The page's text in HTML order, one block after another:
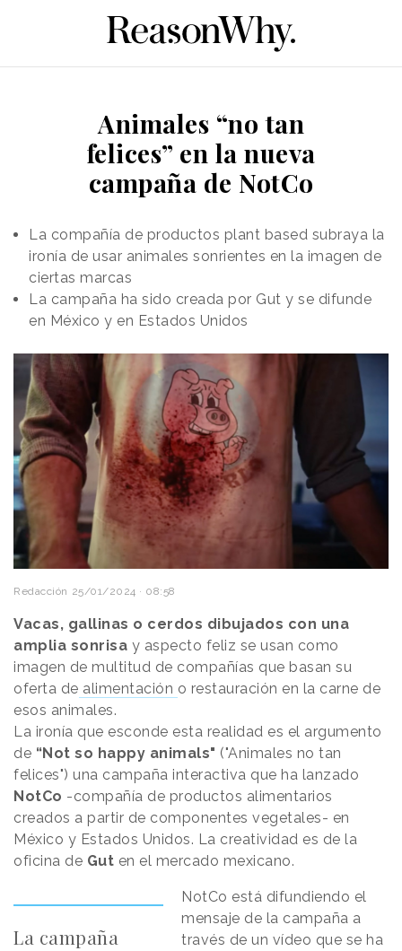
Animales “no tan
felices” en la nueva
campaña de NotCo
La compañía de productos plant based subraya la
ironía de usar animales sonrientes en la imagen de
ciertas marcas
La campaña ha sido creada por Gut y se difunde
en México y en Estados Unidos
Redacción 25/01/2024 · 08:58
Vacas, gallinas o cerdos dibujados con una
amplia sonrisa y aspecto feliz se usan como
imagen de multitud de compañías que basan su
oferta de alimentación o restauración en la carne de
esos animales.
La ironía que esconde esta realidad es el argumento
de “Not so happy animals" ("Animales no tan
felices") una campaña interactiva que ha lanzado
NotCo -compañía de productos alimentarios
creados a partir de componentes vegetales- en
México y Estados Unidos. La creatividad es de la
oficina de Gut en el mercado mexicano.
La campaña
NotCo está difundiendo el
mensaje de la campaña a
través de un vídeo que se ha